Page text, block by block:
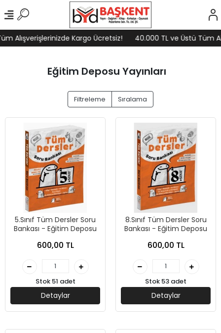
Alışverişlerinizde Kargo Ücretsiz! 40.000 TL ve Üstü Tüm
Eğitim Deposu Yayınları
Filtreleme Sıralama
5.Sınıf Tüm Dersler Soru
Bankası - Eğitim Deposu
600,00 TL
Stok 51 adet
Detaylar
8.Sınıf Tüm Dersler Soru
Bankası - Eğitim Deposu
600,00 TL
Stok 53 adet
Detaylar